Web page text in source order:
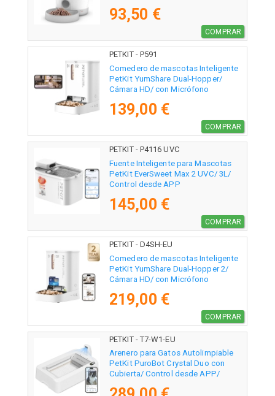
93,50 €
COMPRAR
PETKIT - P591
Comedero de mascotas Inteligente
PetKit YumShare Dual-Hopper/
Cámara HD/ con Micrófono
139,00 €
COMPRAR
PETKIT - P4116 UVC
Fuente Inteligente para Mascotas
PetKit EverSweet Max 2 UVC/ 3L/
Control desde APP
145,00 €
COMPRAR
PETKIT - D4SH-EU
Comedero de mascotas Inteligente
PetKit YumShare Dual-Hopper 2/
Cámara HD/ con Micrófono
219,00 €
COMPRAR
PETKIT - T7-W1-EU
Arenero para Gatos Autolimpiable
PetKit PuroBot Crystal Duo con
Cubierta/ Control desde APP/